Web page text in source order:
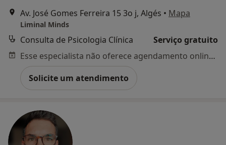
Av. José Gomes Ferreira 15 3o j, Algés • Mapa
Liminal Minds
Consulta de Psicologia Clínica
Serviço gratuito
Esse especialista não oferece agendamento online para esse endereço.
Solicite um atendimento